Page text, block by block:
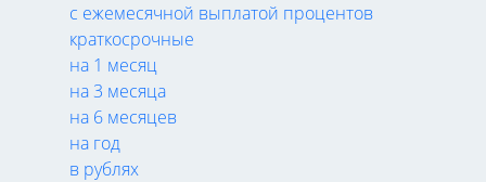
с ежемесячной выплатой процентов
краткосрочные
на 1 месяц
на 3 месяца
на 6 месяцев
на год
в рублях